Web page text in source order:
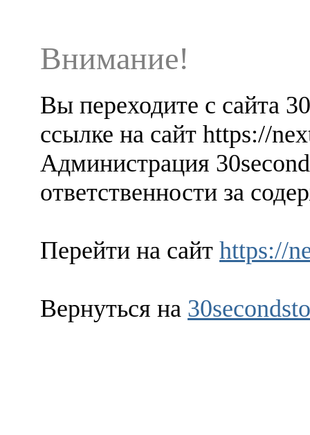
Внимание!
Вы переходите с сайта
ссылке на сайт https://
Администрация
ответственности за
Перейти на сайт https://
Вернуться на